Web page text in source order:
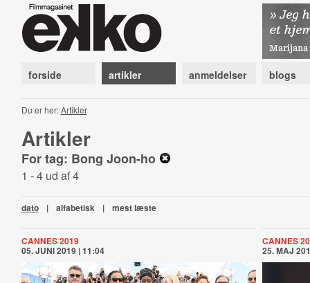
forside artikler anmeldelser blogs
Du er her:Artikler
Artikler
For tag: Bong Joon-ho
1 - 4 ud af 4
dato | alfabetisk | mest læste
CANNES 2019
05. JUNI 2019 | 11:04
CANNES
25. MAJ